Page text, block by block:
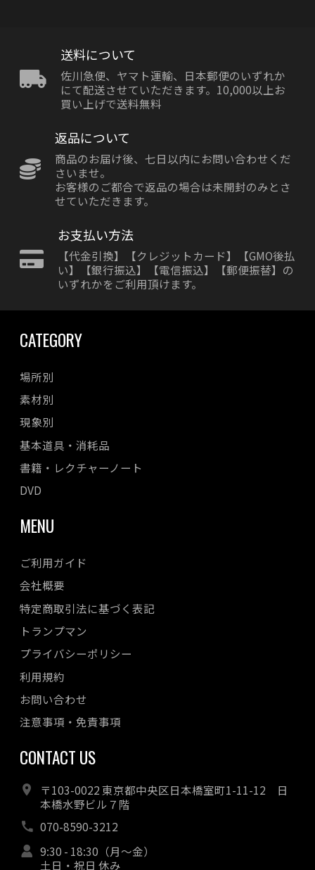
送料について
佐川急便、ヤマト運輸、日本郵便のいずれか
にて配送させていただきます。10,000以上お
買い上げで送料無料
返品について
商品のお届け後、七日以内にお問い合わせくだ
さいませ。
お客様のご都合で返品の場合は未開封のみとさ
せていただきます。
お支払い方法
【代金引換】【クレジットカード】【GMO後払
い】【銀行振込】【電信振込】【郵便振替】の
いずれかをご利用頂けます。
CATEGORY
場所別
素材別
現象別
基本道具・消耗品
書籍・レクチャーノート
DVD
MENU
ご利用ガイド
会社概要
特定商取引法に基づく表記
トランプマン
プライバシーポリシー
利用規約
お問い合わせ
注意事項・免責事項
CONTACT US
〒103-0022 東京都中央区日本橋室町1-11-12 日
本橋水野ビル７階
070-8590-3212
9:30 - 18:30（月～金）
土日・祝日 休み